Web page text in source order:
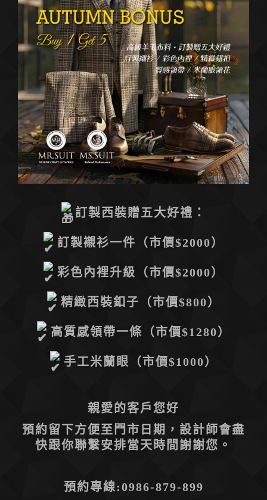
訂製西裝贈五大好禮：
訂製襯衫一件（市價$2000）
彩色內裡升級（市價$2000）
精緻西裝釦子（市價$800）
高質感領帶一條（市價$1280）
手工米蘭眼（市價$1000）
親愛的客戶您好
預約留下方便至門市日期， 設計師會盡
快跟你聯繫安排當天時間謝謝您。
預約專線:0986-879-899